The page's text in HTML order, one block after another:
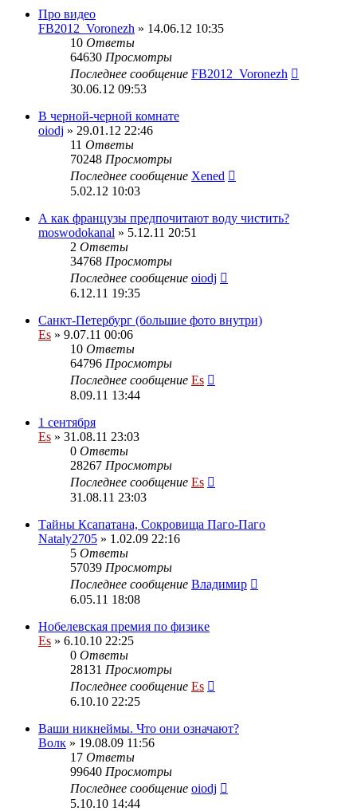
Про видео
FB2012_Voronezh » 14.06.12 10:35
10 Ответы
64630 Просмотры
Последнее сообщение FB2012_Voronezh
30.06.12 09:53
В черной-черной комнате
oiodj » 29.01.12 22:46
11 Ответы
70248 Просмотры
Последнее сообщение Xened
5.02.12 10:03
А как французы предпочитают воду чистить?
moswodokanal » 5.12.11 20:51
2 Ответы
34768 Просмотры
Последнее сообщение oiodj
6.12.11 19:35
Санкт-Петербург (большие фото внутри)
Es » 9.07.11 00:06
10 Ответы
64796 Просмотры
Последнее сообщение Es
8.09.11 13:44
1 сентября
Es » 31.08.11 23:03
0 Ответы
28267 Просмотры
Последнее сообщение Es
31.08.11 23:03
Тайны Ксапатана, Сокровища Паго-Паго
Nataly2705 » 1.02.09 22:16
5 Ответы
57039 Просмотры
Последнее сообщение Владимир
6.05.11 18:08
Нобелевская премия по физике
Es » 6.10.10 22:25
0 Ответы
28131 Просмотры
Последнее сообщение Es
6.10.10 22:25
Ваши никнеймы. Что они означают?
Волк » 19.08.09 11:56
17 Ответы
99640 Просмотры
Последнее сообщение oiodj
5.10.10 14:44